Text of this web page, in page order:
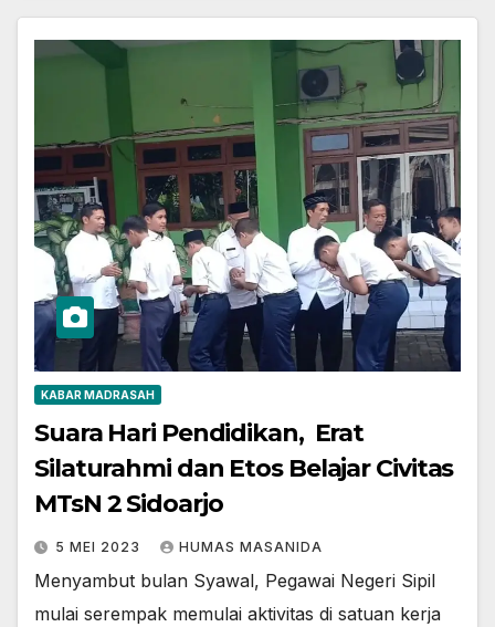
KABAR MADRASAH
Suara Hari Pendidikan, Erat
Silaturahmi dan Etos Belajar Civitas
MTsN 2 Sidoarjo
5 MEI 2023 HUMAS MASANIDA
Menyambut bulan Syawal, Pegawai Negeri Sipil
mulai serempak memulai aktivitas di satuan kerja